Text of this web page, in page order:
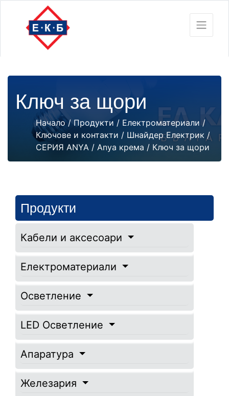
Ключ за щори
Начало/Продукти / Електроматериали /
Ключове и контакти / Шнайдер Електрик /
СЕРИЯ ANYA / Anya крема / Ключ за щори
Продукти
Кабели и аксесоари
Електроматериали
Осветление
LED Осветление
Апаратура
Железария